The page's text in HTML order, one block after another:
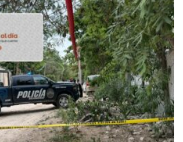
de su paradero, sus familiares y
mucho que por favor te
873 0163.
a: José Juan Ramos
Jiménez de 42 años fue vista por última
el pasado 15 de abril en Felipe